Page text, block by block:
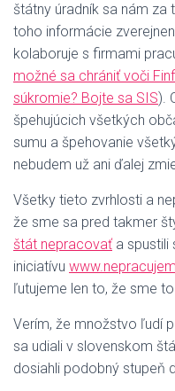
štátny úradník sa nám za
toho informácie
kolaboruje s firmami
možné sa chrániť voči
súkromie? Bojte sa SIS).
špehujúcich všetkých
sumu a špehovanie
nebudem už ani ďalej
Všetky tieto zvrhlosti a
že sme sa pred takmer
štát nepracovať a spustili
iniciatívu
ľutujeme len to, že sme to
Verím, že množstvo ľudí
sa udiali v slovenskom
dosiahli podobný stupeň